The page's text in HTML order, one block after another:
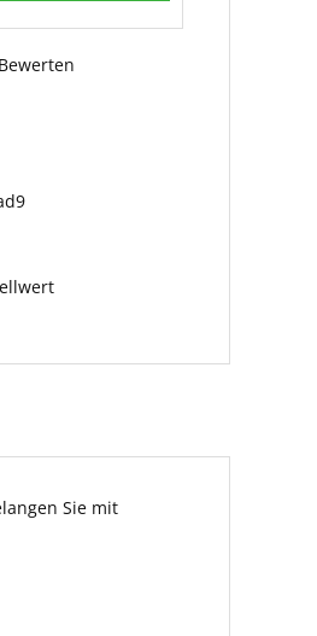
Bewerten
Sie mit